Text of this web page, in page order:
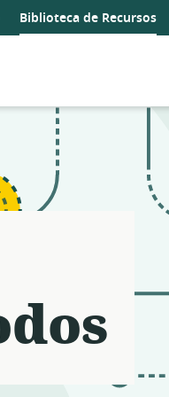
Biblioteca de Recursos